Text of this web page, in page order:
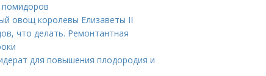
помидоров
овощ королевы Елизаветы II
что делать. Ремонтантная
для повышения плодородия и